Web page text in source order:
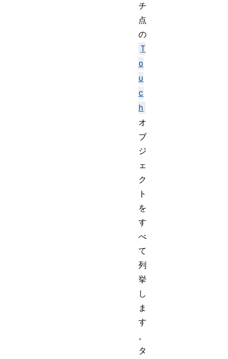
チ
点
の
T
o
u
c
h
オ
ブ
ジ
ェ
ク
ト
を
す
べ
て
列
挙
し
ま
す
。
タ